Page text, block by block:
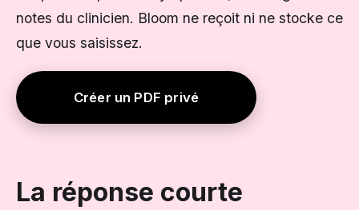
notes du clinicien. Bloom ne reçoit ni ne stocke ce
que vous saisissez.
Créer un PDF privé
La réponse courte